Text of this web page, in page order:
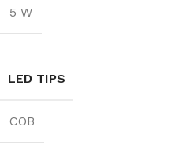
5 W
LED TIPS
COB